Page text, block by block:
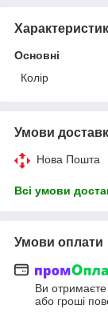
Основні
Колір
Умови
Нова Пошта
Всі умови
Умови оплати
Ви
або гроші